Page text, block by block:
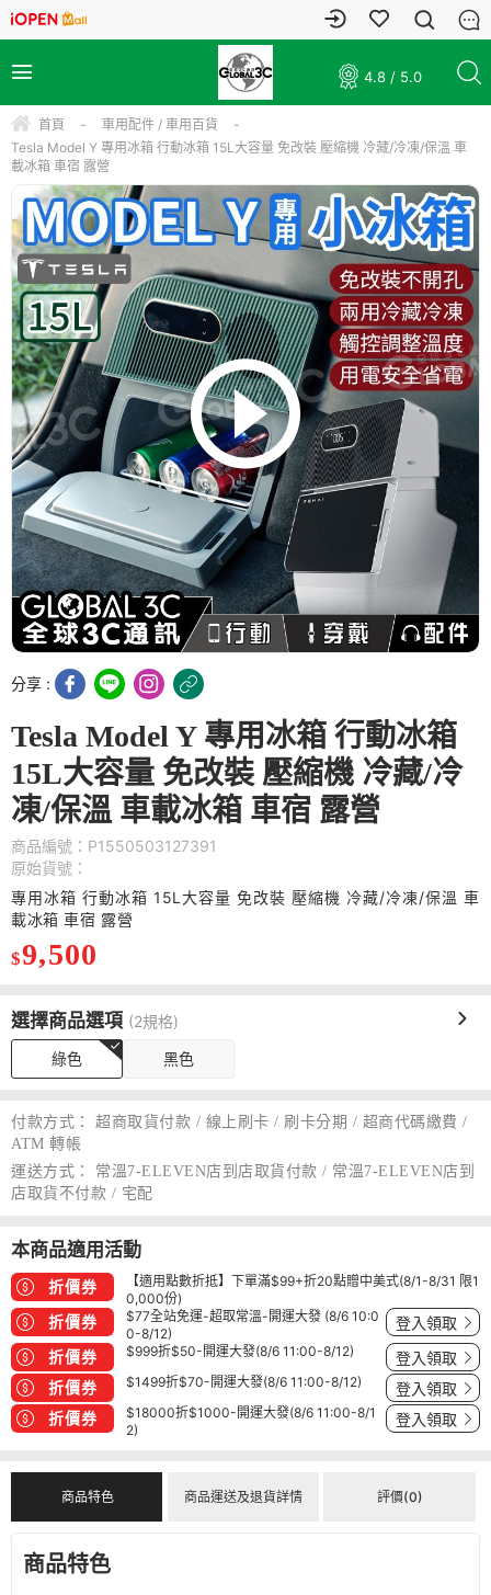
4.8 / 5.0
首頁 - 車用配件 / 車用百貨
-
Tesla Model Y 專用冰箱 行動冰箱 15L大容量 免改裝 壓縮機 冷藏/冷凍/保溫 車
載冰箱 車宿 露營
分享 :
Tesla Model Y 專用冰箱 行動冰箱
15L大容量 免改裝 壓縮機 冷藏/冷
凍/保溫 車載冰箱 車宿 露營
商品編號：P1550503127391
原始貨號：
專用冰箱 行動冰箱 15L大容量 免改裝 壓縮機 冷藏/冷凍/保溫 車
載冰箱 車宿 露營
$9,500
選擇商品選項 (2規格)
綠色 黑色
付款方式：
超商取貨付款 / 線上刷卡 / 刷卡分期 / 超商代碼繳費 /
ATM 轉帳
運送方式：
常溫7-ELEVEN店到店取貨付款 / 常溫7-ELEVEN店到
店取貨不付款 / 宅配
本商品適用活動
折價券
【適用點數折抵】下單滿$99+折20點贈中美式(8/1-8/31 限1
0,000份)
折價券
$77全站免運-超取常溫-開運大發 (8/6 10:0
0-8/12)
登入領取
折價券 $999折$50-開運大發(8/6 11:00-8/12) 登入領取
折價券 $1499折$70-開運大發(8/6 11:00-8/12) 登入領取
折價券
$18000折$1000-開運大發(8/6 11:00-8/1
2)
登入領取
商品特色 商品運送及退貨詳情 評價(0)
商品特色